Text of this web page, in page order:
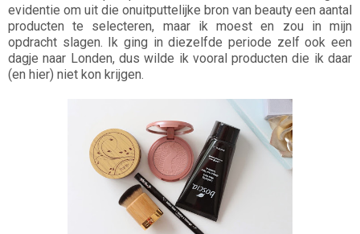
evidentie om uit die onuitputtelijke bron van beauty een aantal
producten te selecteren, maar ik moest en zou in mijn
opdracht slagen. Ik ging in diezelfde periode zelf ook een
dagje naar Londen, dus wilde ik vooral producten die ik daar
(en hier) niet kon krijgen.